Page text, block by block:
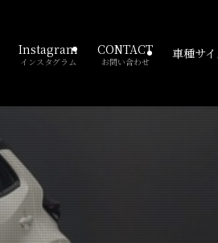
Instagram
インスタグラム
CONTACT
お問い合わせ
車種サ